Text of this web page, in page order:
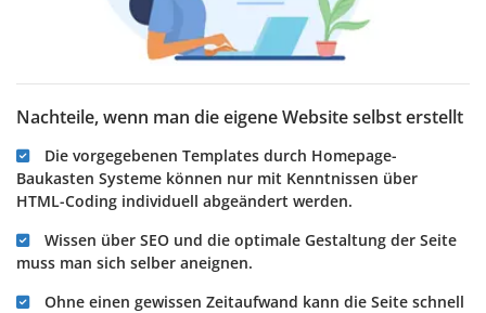
Nachteile, wenn man die eigene Website selbst erstellt
Die vorgegebenen Templates durch Homepage-
Baukasten Systeme können nur mit Kenntnissen über
HTML-Coding individuell abgeändert werden.
Wissen über SEO und die optimale Gestaltung der Seite
muss man sich selber aneignen.
Ohne einen gewissen Zeitaufwand kann die Seite schnell